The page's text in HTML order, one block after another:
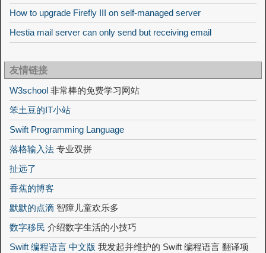
How to upgrade Firefly III on self-managed server
Hestia mail server can only send but receiving email
友情链接
W3school 非常棒的免费学习网站
笨土豆的IT小站
Swift Programming Language
落格输入法 专业双拼
扯远了
香蕉的博客
默默的点滴 智障儿童欢乐多
数字移民 介绍数字生活的小技巧
Swift 编程语言 中文版 我发起并维护的 Swift 编程语言 翻译项